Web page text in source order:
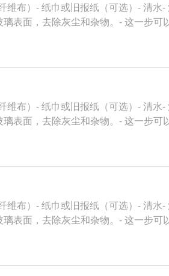
布）- 纸巾或旧报纸（可选）- 清水
表面，去除灰尘和杂物。- 这一步可
布）- 纸巾或旧报纸（可选）- 清水
表面，去除灰尘和杂物。- 这一步可
布）- 纸巾或旧报纸（可选）- 清水
表面，去除灰尘和杂物。- 这一步可